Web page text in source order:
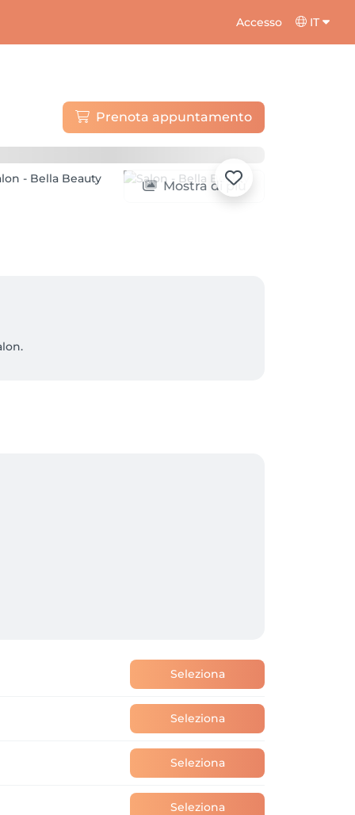
Accesso IT
Prenota appuntamento
Mostra di più
Seleziona
Seleziona
Seleziona
Seleziona